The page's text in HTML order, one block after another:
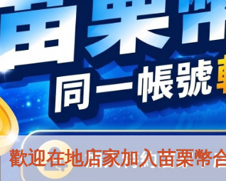
歡迎在地店家加入苗栗幣